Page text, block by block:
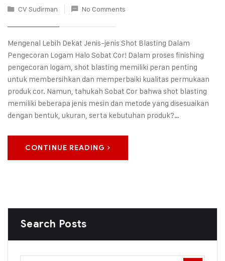
CV Sudirman
No Comments
Mengenal Lebih Dekat Jenis-jenis Shot Blasting Dalam
Pengecoran Logam Halo Sobat Cor! Dalam proses finishing
pengecoran logam, shot blasting memiliki peran penting
untuk membersihkan dan memperbaiki kualitas permukaan
produk cor. Namun, tahukah Sobat Cor bahwa shot blasting
memiliki beberapa jenis mesin dan metode yang disesuaikan
dengan bentuk, ukuran, serta kebutuhan produk?…
CONTINUE READING
Search Posts